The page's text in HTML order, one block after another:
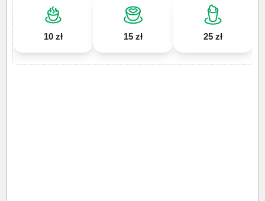
10 zł 15 zł 25 zł